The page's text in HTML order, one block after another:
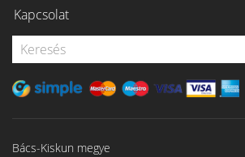
Kapcsolat
Bács-Kiskun megye